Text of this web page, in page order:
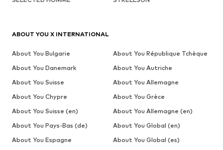
ABOUT YOU X INTERNATIONAL
About You Bulgarie
About You République Tchèque
About You Danemark
About You Autriche
About You Suisse
About You Allemagne
About You Chypre
About You Grèce
About You Suisse (en)
About You Allemagne (en)
About You Pays-Bas (de)
About You Global (en)
About You Espagne
About You Global (es)